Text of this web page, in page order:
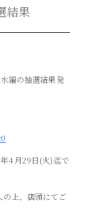
結果
編の抽選結果発
4月29日(火)迄で
上、店頭にてご